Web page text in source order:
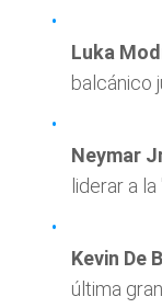
Luka
balcánico
Neymar
liderar a
Kevin De
última